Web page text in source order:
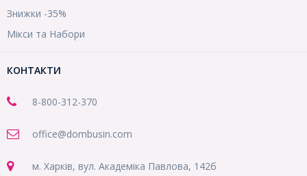
Знижки -35%
Мікси та Набори
КОНТАКТИ
8-800-312-370
office@dombusin.com
м. Харків, вул. Академіка Павлова, 142б